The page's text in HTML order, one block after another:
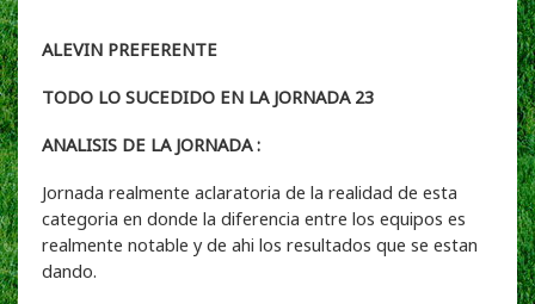
ALEVIN PREFERENTE
TODO LO SUCEDIDO EN LA JORNADA 23
ANALISIS DE LA JORNADA :
Jornada realmente aclaratoria de la realidad de esta
categoria en donde la diferencia entre los equipos es
realmente notable y de ahi los resultados que se estan
dando.